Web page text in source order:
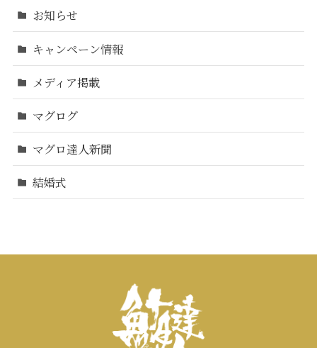
お知らせ
キャンペーン情報
メディア掲載
マグログ
マグロ達人新聞
結婚式